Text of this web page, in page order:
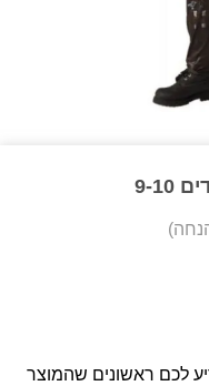
10
לכם ראשונים שהמוצר